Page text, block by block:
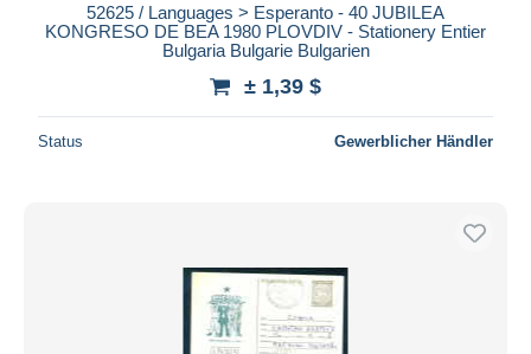
52625 / Languages > Esperanto - 40 JUBILEA
KONGRESO DE BEA 1980 PLOVDIV - Stationery Entier
Bulgaria Bulgarie Bulgarien
± 1,39 $
Status Gewerblicher Händler